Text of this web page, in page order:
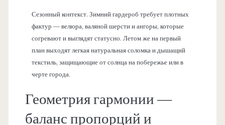
Сезонный контекст. Зимний гардероб требует плотных
фактур — велюра, валяной шерсти и ангоры, которые
согревают и выглядят статусно. Летом же на первый
план выходят легкая натуральная соломка и дышащий
текстиль, защищающие от солнца на побережье или в
черте города.
Геометрия гармонии —
баланс пропорций и